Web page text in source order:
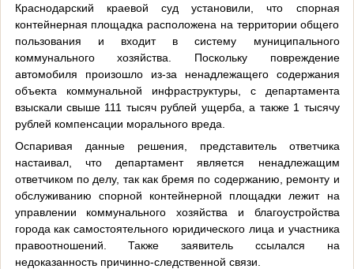
Краснодарский краевой суд установили, что спорная
контейнерная площадка расположена на территории общего
пользования и входит в систему муниципального
коммунального хозяйства. Поскольку повреждение
автомобиля произошло из-за ненадлежащего содержания
объекта коммунальной инфраструктуры, с департамента
взыскали свыше 111 тысяч рублей ущерба, а также 1 тысячу
рублей компенсации морального вреда.
Оспаривая данные решения, представитель ответчика
настаивал, что департамент является ненадлежащим
ответчиком по делу, так как бремя по содержанию, ремонту и
обслуживанию спорной контейнерной площадки лежит на
управлении коммунального хозяйства и благоустройства
города как самостоятельного юридического лица и участника
правоотношений. Также заявитель ссылался на
недоказанность причинно-следственной связи.